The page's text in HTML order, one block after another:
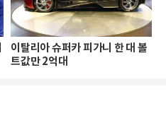
이탈리아 슈퍼카 피가니 한 대 볼
트값만 2억대